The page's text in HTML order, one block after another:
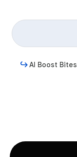
AI Boost Bites